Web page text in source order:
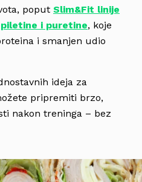
poput Slim&Fit linije
i puretine, koje
i smanjen udio
ideja za
pripremiti brzo,
nakon treninga – bez